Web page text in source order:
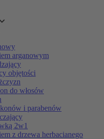
arganowym
objętości
do włosów
i parabenów
2w1
z drzewa herbacianego